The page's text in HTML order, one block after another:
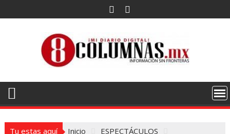
al
Tu estas aquí Inicio
ESPECTÁCULOS